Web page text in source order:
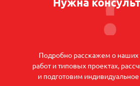
Подробно расскажем о наших
работ и типовых проектах,
и подготовим